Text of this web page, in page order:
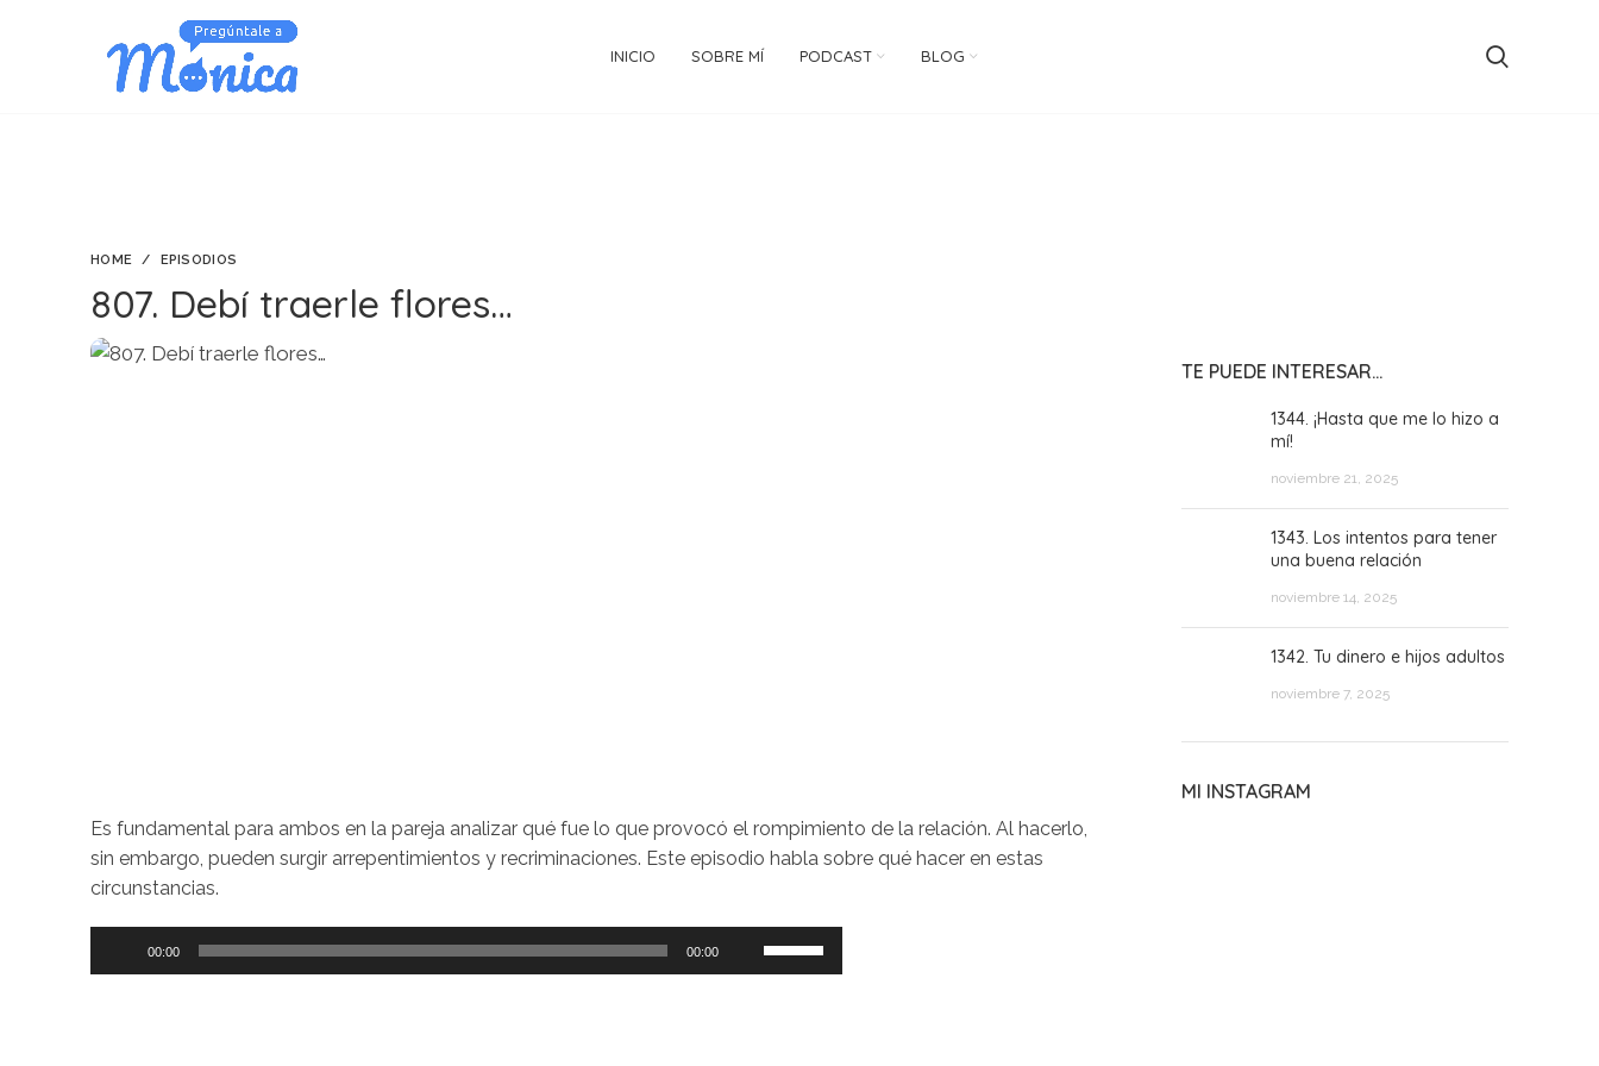
INICIO SOBRE MÍ PODCAST BLOG
HOME EPISODIOS
807. Debí traerle flores…
Es fundamental para ambos en la pareja analizar qué fue lo que provocó el rompimiento de la relación. Al hacerlo,
sin embargo, pueden surgir arrepentimientos y recriminaciones. Este episodio habla sobre qué hacer en estas
circunstancias.
Reproductor
de
00:00 00:00
Utiliza
las
TE PUEDE INTERESAR…
1344. ¡Hasta que me lo hizo a
mí!
noviembre 21, 2025
1343. Los intentos para tener
una buena relación
noviembre 14, 2025
1342. Tu dinero e hijos adultos
noviembre 7, 2025
MI INSTAGRAM